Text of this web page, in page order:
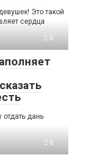
Это такой
сердца
0
дань
0